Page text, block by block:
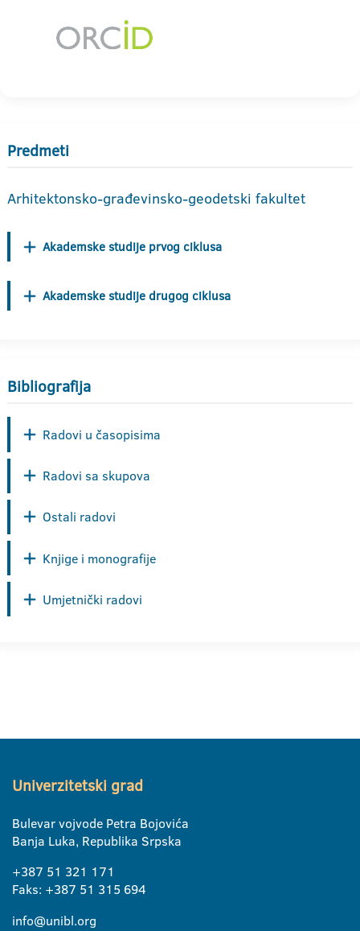
Predmeti
Arhitektonsko-građevinsko-geodetski fakultet
Akademske studije prvog ciklusa
Akademske studije drugog ciklusa
Bibliografija
Radovi u časopisima
Radovi sa skupova
Ostali radovi
Knjige i monografije
Umjetnički radovi
Univerzitetski grad
Bulevar vojvode Petra Bojovića
Banja Luka, Republika Srpska
+387 51 321 171
Faks: +387 51 315 694
info@unibl.org